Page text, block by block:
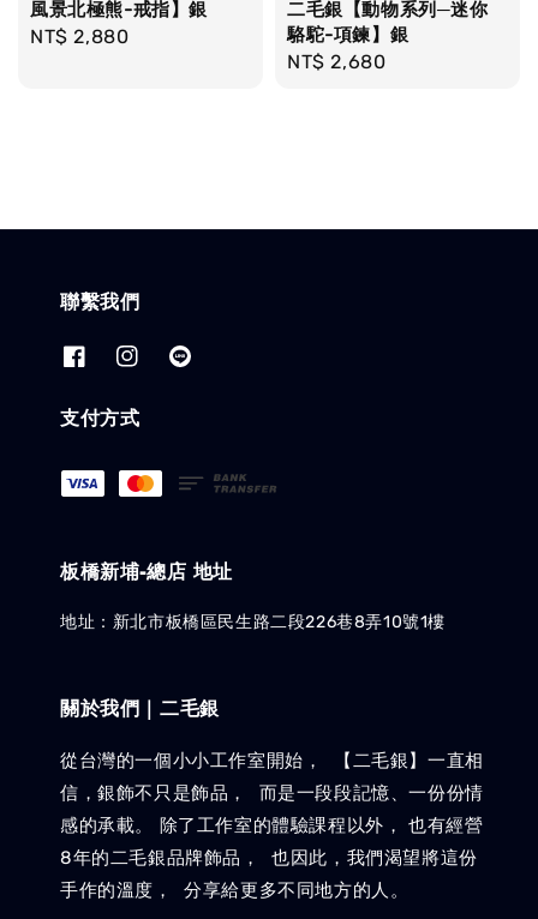
風景北極熊-戒指】銀
Regular
NT$ 2,880
二毛銀【動物系列─迷你
駱駝-項鍊】銀
Regular
NT$ 2,680
聯繫我們
支付方式
板橋新埔-總店 地址
地址：新北市板橋區民生路二段226巷8弄10號1樓
關於我們｜二毛銀
從台灣的一個小小工作室開始， 【二毛銀】一直相
信，銀飾不只是飾品， 而是一段段記憶、一份份情
感的承載。 除了工作室的體驗課程以外， 也有經營
8年的二毛銀品牌飾品， 也因此，我們渴望將這份
手作的溫度， 分享給更多不同地方的人。